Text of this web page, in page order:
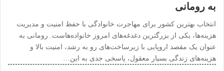
به رومانی
انتخاب بهترین کشور برای مهاجرت خانوادگی با حفظ امنیت و مدیریت
هزینه‌ها، یکی از بزرگترین دغدغه‌های امروز خانواده‌هاست. رومانی به
عنوان یک مقصد اروپایی با زیرساخت‌های رو به رشد، امنیت بالا و
هزینه‌های زندگی بسیار معقول، پاسخی جدی به این…